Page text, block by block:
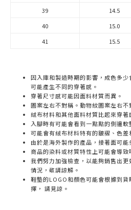
39 14.5
40
15.0
41
15.5
因入庫和製造時期的影響，成色多
可能產生不同的穿著感。
穿著尺寸感可能因面料材質而異。
圖案左右不對稱。動物紋圖案左右不
絨布材料和其他面料材質比起來穿著
入腳時有可能會看到一點點的側邊軟
可能會有絨布材料特有的皺褶、色差
由於是海外製作的產品，接著面可能
商品的染料或材質特性上可能會導致
我們努力加強檢查，以能夠銷售出
情況，敬請諒解。
鞋墊的LOGO和顏色可能會根據到
擇， 請見諒。